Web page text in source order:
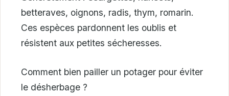
betteraves, oignons, radis, thym, romarin.
Ces espèces pardonnent les oublis et
résistent aux petites sécheresses.
Comment bien pailler un potager pour éviter
le désherbage ?